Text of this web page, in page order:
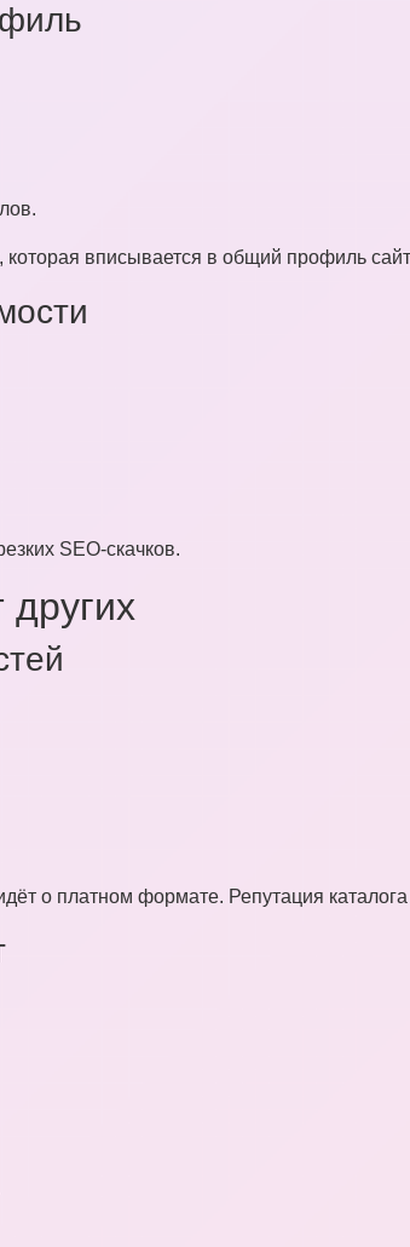
, которая вписывается в общий профиль
SEO-скачков.
о платном формате. Репутация